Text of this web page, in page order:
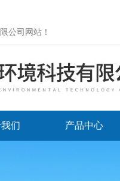
公司网站 ！
们 产品中心